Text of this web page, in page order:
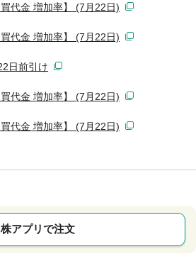
代金 増加率】 (7月22日)
代金 増加率】 (7月22日)
日前引け
代金 増加率】 (7月22日)
代金 増加率】 (7月22日)
株アプリで注文